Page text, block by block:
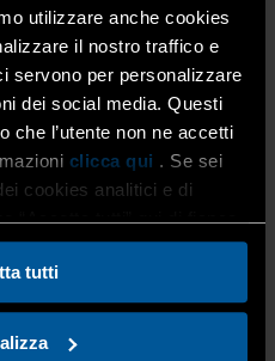
utilizzare anche cookies
il nostro traffico e
servono per personalizzare
dei social media. Questi
che l’utente non ne accetti
clicca qui . Se sei
cookies analitici e di
“Accetta tutti” qui di fianco.
tutti
Innovazione
of Management del
in presenza presso la
della sede di Deloitte Italia
di Deloitte Private,
Digitale nelle PMI e del
gli interventi tecnici e
principali processi di